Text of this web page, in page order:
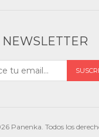
NEWSLETTER
Panenka. Todos los